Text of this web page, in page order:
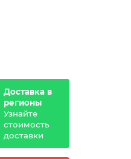
Доставка в
регионы
Узнайте
стоимость
доставки